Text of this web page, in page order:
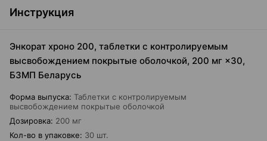
Инструкция
Энкорат хроно 200, таблетки с контролируемым
высвобождением покрытые оболочкой, 200 мг ×30,
БЗМП Беларусь
Форма выпуска: Таблетки с контролируемым
высвобождением покрытые оболочкой
Дозировка: 200 мг
Кол-во в упаковке: 30 шт.